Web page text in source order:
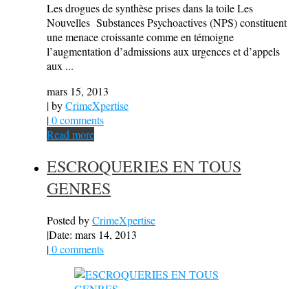
Les drogues de synthèse prises dans la toile Les
Nouvelles Substances Psychoactives (NPS) constituent
une menace croissante comme en témoigne
l’augmentation d’admissions aux urgences et d’appels
aux ...
mars 15, 2013
| byCrimeXpertise
|0 comments
Read more
ESCROQUERIES EN TOUS
GENRES
Posted byCrimeXpertise
|Date: mars 14, 2013
|0 comments